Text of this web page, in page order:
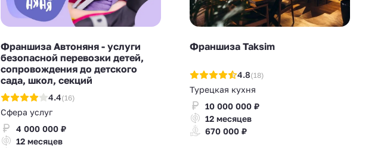
Франшиза Автоняня - услуги
безопасной перевозки детей,
сопровождения до детского
сада, школ, секций
4.4(16)
Сфера услуг
4 000 000 ₽
12 месяцев
Франшиза Taksim
4.8(18)
Турецкая кухня
10 000 000 ₽
12 месяцев
670 000 ₽